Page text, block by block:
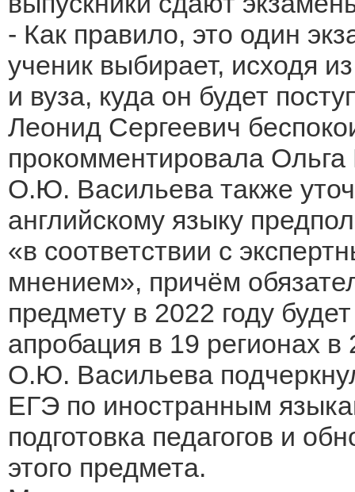
- Как правило, это один
ученик выбирает, исходя
и вуза, куда он будет
Леонид Сергеевич
прокомментировала
О.Ю. Васильева также
английскому языку
«в соответствии с
мнением», причём
предмету в 2022 году
апробация в 19 регионах в
О.Ю. Васильева
ЕГЭ по иностранным
подготовка педагогов и
этого предмета.